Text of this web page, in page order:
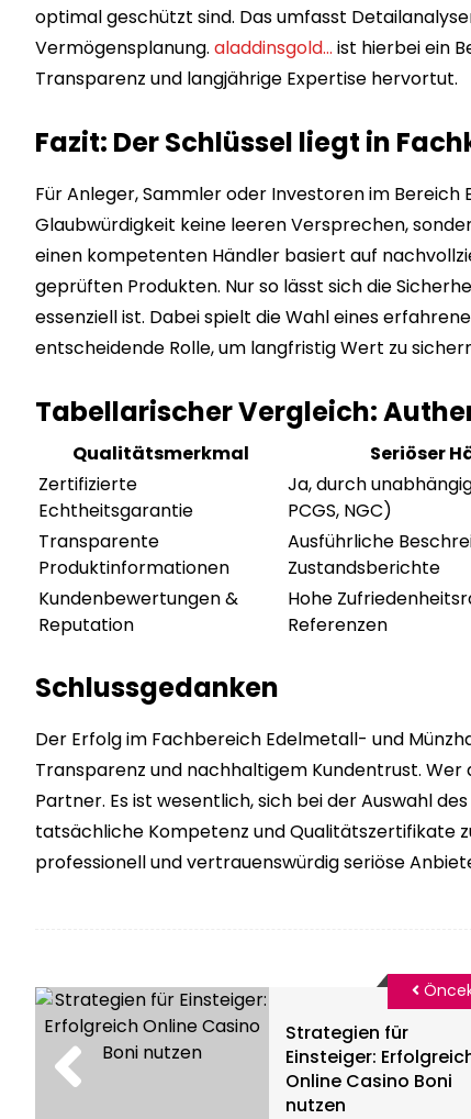
optimal geschützt sind. Das umfasst
Vermögensplanung. aladdinsgold… ist hierbei ein
Transparenz und langjährige Expertise hervortut.
Fazit: Der Schlüssel liegt in
Für Anleger, Sammler oder Investoren im
Glaubwürdigkeit keine leeren Versprechen,
einen kompetenten Händler basiert auf
geprüften Produkten. Nur so lässt sich die
essenziell ist. Dabei spielt die Wahl eines
entscheidende Rolle, um langfristig Wert zu
Tabellarischer Vergleich:
Qualitätsmerkmal Seriöser
Zertifizierte
Echtheitsgarantie
Ja, durch
PCGS, NGC)
Transparente
Produktinformationen
Ausführliche
Zustandsberichte
Kundenbewertungen &
Reputation
Hohe
Referenzen
Schlussgedanken
Der Erfolg im Fachbereich Edelmetall- und
Transparenz und nachhaltigem Kundentrust.
Partner. Es ist wesentlich, sich bei der Auswahl
tatsächliche Kompetenz und Qualitätszertifikate
professionell und vertrauenswürdig seriöse
Strategien für
Einsteiger:
Online Casino Boni
nutzen